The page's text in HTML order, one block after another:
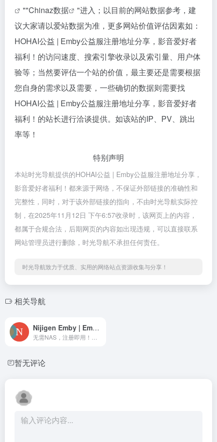
""Chinaz数据
"进入；以目前的网站数据参考，建
议大家请以爱站数据为准，更多网站价值评估因素如：
HOHAI公益 | Emby公益服注册地址分享，影音爱好者
福利！的访问速度、搜索引擎收录以及索引量、用户体
验等；当然要评估一个站的价值，最主要还是需要根据
您自身的需求以及需要，一些确切的数据则需要找
HOHAI公益 | Emby公益服注册地址分享，影音爱好者
福利！的站长进行洽谈提供。如该站的IP、PV、跳出
率等！
特别声明
本站时光导航提供的HOHAI公益 | Emby公益服注册地址分享，
影音爱好者福利！都来源于网络，不保证外部链接的准确性和
完整性，同时，对于该外部链接的指向，不由时光导航实际控
制，在2025年11月12日 下午6:57收录时，该网页上的内容，
都属于合规合法，后期网页的内容如出现违规，可以直接联系
网站管理员进行删除，时光导航不承担任何责任。
时光导航致力于优质、实用的网络站点资源收集与分享！
相关导航
Nijigen Emby | Emby公益服注册地址分享，影音爱好者福利！
暂无评论